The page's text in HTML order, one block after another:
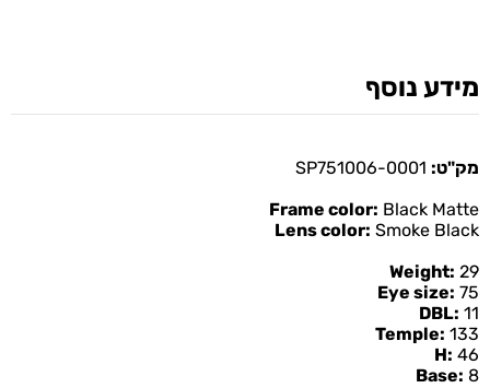
מידע נוסף
מק"ט:
Frame color: Black Matte
Lens color: Smoke Black
Weight: 29
Eye size: 75
DBL: 11
Temple: 133
H: 46
Base: 8